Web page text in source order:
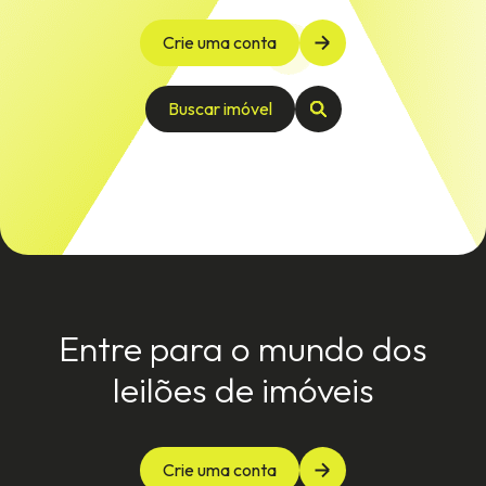
Crie uma conta
Buscar imóvel
Entre para o mundo dos
leilões de imóveis
Crie uma conta